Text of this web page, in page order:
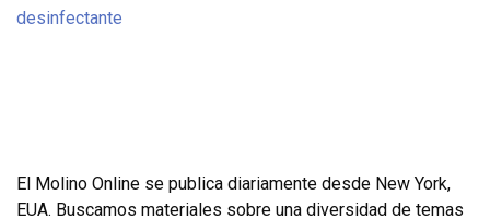
El Molino Online se publica diariamente desde New York,
EUA. Buscamos materiales sobre una diversidad de temas